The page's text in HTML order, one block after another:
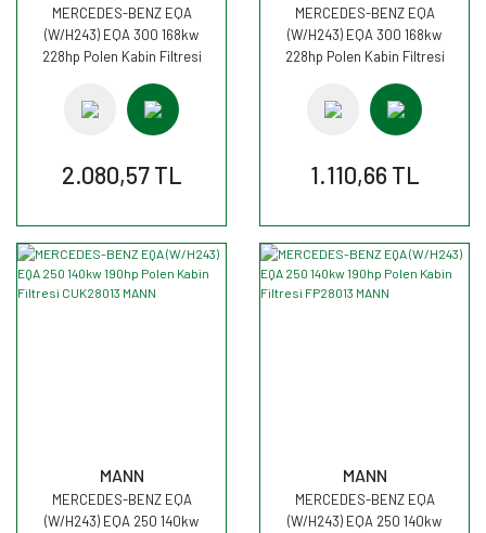
MERCEDES-BENZ EQA
(W/H243) EQA 300 168kw
228hp Polen Kabin Filtresi
2.080,57 TL
MERCEDES-BENZ EQA
(W/H243) EQA 300 168kw
228hp Polen Kabin Filtresi
1.110,66 TL
MANN
MERCEDES-BENZ EQA
(W/H243) EQA 250 140kw
MANN
MERCEDES-BENZ EQA
(W/H243) EQA 250 140kw